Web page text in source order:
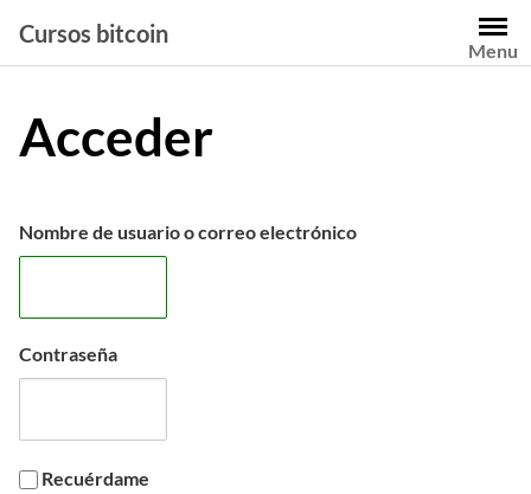
contenido
Cursos bitcoin
Menu
Acceder
Nombre de usuario o correo electrónico
Contraseña
Recuérdame